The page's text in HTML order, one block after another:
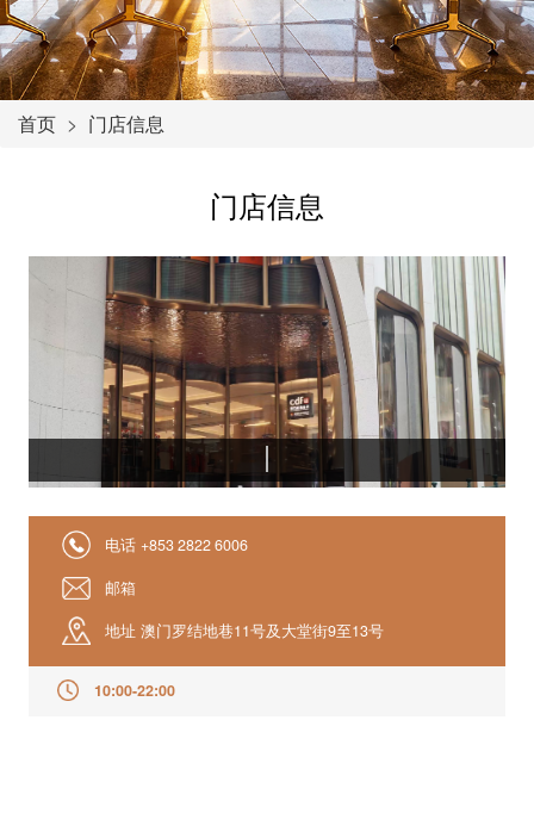
首页 门店信息
门店信息
电话 +853 2822 6006
邮箱
地址 澳门罗结地巷11号及大堂街9至13号
10:00-22:00